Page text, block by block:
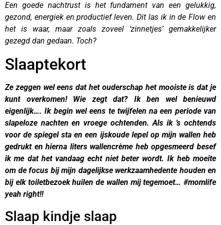
Een goede nachtrust is het fundament van een gelukkig,
gezond, energiek en productief leven. Dit las ik in de Flow en
het is waar, maar zoals zoveel ‘zinnetjes’ gemakkelijker
gezegd dan gedaan. Toch?
Slaaptekort
Ze zeggen wel eens dat het ouderschap het mooiste is dat je
kunt overkomen! Wie zegt dat? Ik ben wel benieuwd
eigenlijk…. Ik begin wel eens te twijfelen na een periode van
slapeloze nachten en vroege ochtenden. Als ik ’s ochtends
voor de spiegel sta en een ijskoude lepel op mijn wallen heb
gedrukt en hierna liters wallencrème heb opgesmeerd besef
ik me dat het vandaag echt niet beter wordt. Ik heb moeite
om de focus bij mijn dagelijkse werkzaamhedente houden en
bij elk toiletbezoek huilen de wallen mij tegemoet… #momlife
yeah right!!
Slaap kindje slaap